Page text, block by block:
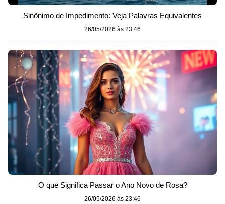
Sinônimo de Impedimento: Veja Palavras Equivalentes
26/05/2026 às 23:46
O que Significa Passar o Ano Novo de Rosa?
26/05/2026 às 23:46